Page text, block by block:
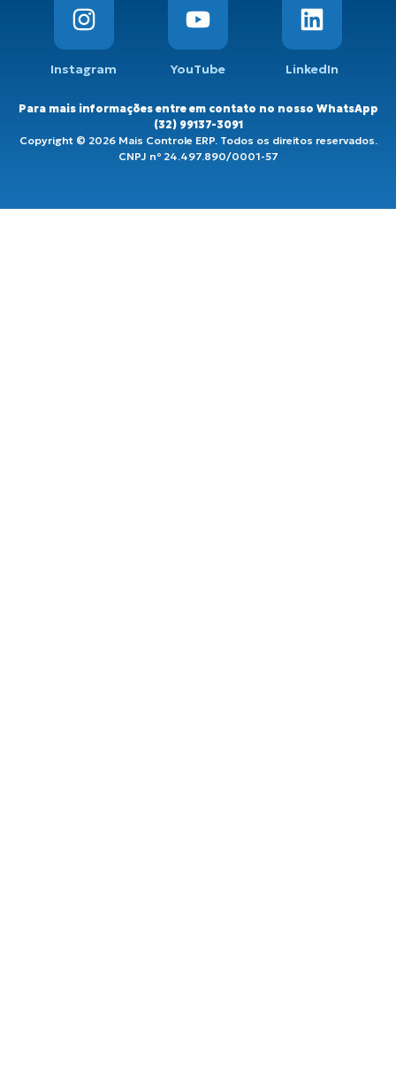
Instagram YouTube LinkedIn
Para mais informações entre em contato no nosso WhatsApp
(32) 99137-3091
Copyright © 2026 Mais Controle ERP. Todos os direitos reservados.
CNPJ nº 24.497.890/0001-57